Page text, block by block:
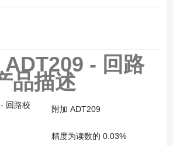
- 回路
品描述
附加 ADT209
精度为读数的 0.03%